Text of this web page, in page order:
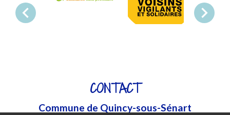
chevron_left chevron_right
CONTACT
Commune de Quincy-sous-Sénart